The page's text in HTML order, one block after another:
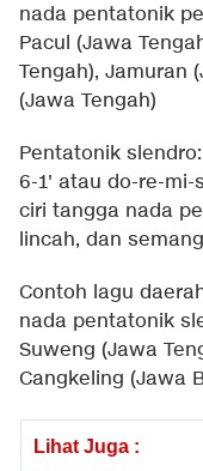
nada pentatonik
Pacul (Jawa
Tengah), Jamuran
(Jawa Tengah)
Pentatonik
6-1' atau do-re-mi-
ciri tangga nada
lincah, dan
Contoh lagu
nada pentatonik
Suweng (Jawa
Cangkeling (Jawa
Lihat Juga :